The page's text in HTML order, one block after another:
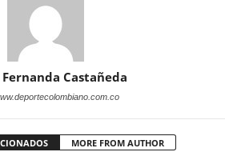
Castañeda
MORE FROM AUTHOR